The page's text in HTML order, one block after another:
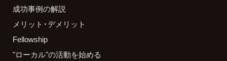
成功事例の解説
メリット・デメリット
Fellowship
"ローカル"の活動を始める